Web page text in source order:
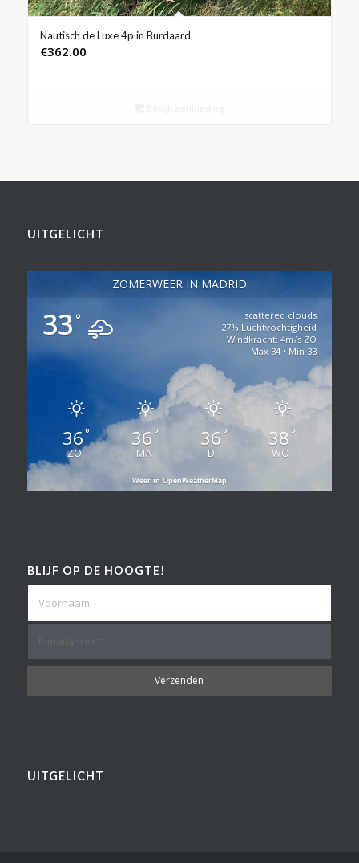
Nautisch de Luxe 4p in Burdaard
€362.00
UITGELICHT
ZOMERWEER IN MADRID
33°
scattered clouds
27% Luchtvochtigheid
Windkracht: 4m/s ZO
Max 34 • Min 33
36°
ZO
36 °
MA
36 °
DI
38 °
WO
Weer in OpenWeatherMap
BLIJF OP DE HOOGTE!
UITGELICHT